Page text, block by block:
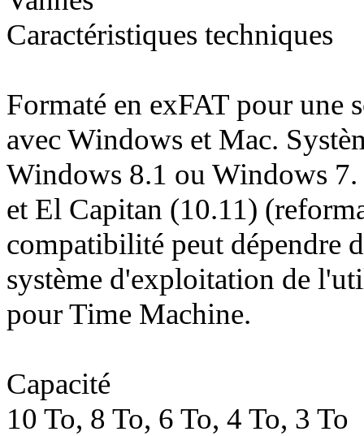
Caractéristiques techniques
Formaté en exFAT pour une
avec Windows et Mac.
Windows 8.1 ou Windows
et El Capitan (10.11)
compatibilité peut dépendre
système d'exploitation de
pour Time Machine.
Capacité
10 To, 8 To, 6 To, 4 To, 3 To